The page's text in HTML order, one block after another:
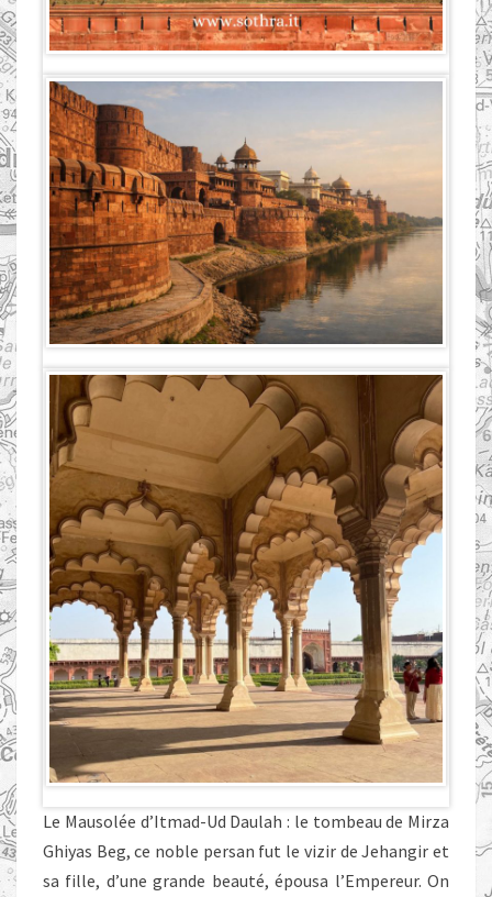
Le Mausolée d’Itmad-Ud Daulah : le tombeau de Mirza
Ghiyas Beg, ce noble persan fut le vizir de Jehangir et
sa fille, d’une grande beauté, épousa l’Empereur. On